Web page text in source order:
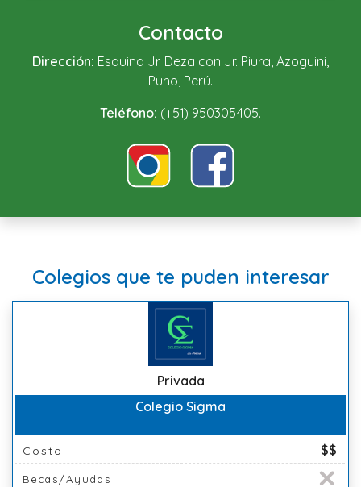
Contacto
Dirección: Esquina Jr. Deza con Jr. Piura, Azoguini,
Puno, Perú.
Teléfono: (+51) 950305405.
Colegios que te puden interesar
Privada
Colegio Sigma
Costo $$
Becas/Ayudas